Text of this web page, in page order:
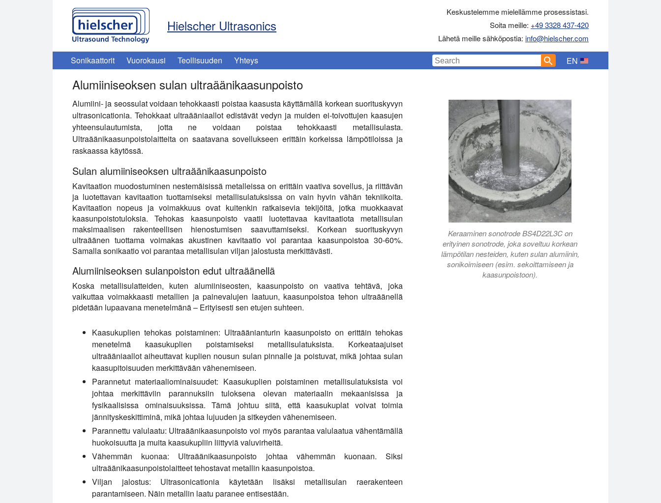
Hielscher Ultrasonics
Keskustelemme mielellämme prosessistasi.
Soita meille: +49 3328 437-420
Lähetä meille sähköpostia: info@hielscher.com
Sonikaattorit Vuorokausi Teollisuuden Yhteys EN
Alumiiniseoksen sulan ultraäänikaasunpoisto
Alumiini- ja seossulat voidaan tehokkaasti poistaa kaasusta käyttämällä korkean suorituskyvyn
ultrasonicationia. Tehokkaat ultraääniaallot edistävät vedyn ja muiden ei-toivottujen kaasujen
yhteensulautumista, jotta ne voidaan poistaa tehokkaasti metallisulasta.
Ultraäänikaasunpoistolaitteita on saatavana sovellukseen erittäin korkeissa lämpötiloissa ja
raskaassa käytössä.
Sulan alumiiniseoksen ultraäänikaasunpoisto
Kavitaation muodostuminen nestemäisissä metalleissa on erittäin vaativa sovellus, ja riittävän
ja luotettavan kavitaation tuottamiseksi metallisulatuksissa on vain hyvin vähän tekniikoita.
Kavitaation nopeus ja voimakkuus ovat kuitenkin ratkaisevia tekijöitä, jotka muokkaavat
kaasunpoistotuloksia. Tehokas kaasunpoisto vaatii luotettavaa kavitaatiota metallisulan
maksimaalisen rakenteellisen hienostumisen saavuttamiseksi. Korkean suorituskyvyn
ultraäänen tuottama voimakas akustinen kavitaatio voi parantaa kaasunpoistoa 30-60%.
Samalla sonikaatio voi parantaa metallisulan viljan jalostusta merkittävästi.
Alumiiniseoksen sulanpoiston edut ultraäänellä
Koska metallisulatteiden, kuten alumiiniseosten, kaasunpoisto on vaativa tehtävä, joka
vaikuttaa voimakkaasti metallien ja painevalujen laatuun, kaasunpoistoa tehon ultraäänellä
pidetään lupaavana menetelmänä – Erityisesti sen etujen suhteen.
Kaasukuplien tehokas poistaminen: Ultraäänianturin kaasunpoisto on erittäin tehokas
menetelmä kaasukuplien poistamiseksi metallisulatuksista. Korkeataajuiset
ultraääniaallot aiheuttavat kuplien nousun sulan pinnalle ja poistuvat, mikä johtaa sulan
kaasupitoisuuden merkittävään vähenemiseen.
Parannetut materiaaliominaisuudet: Kaasukuplien poistaminen metallisulatuksista voi
johtaa merkittäviin parannuksiin tuloksena olevan materiaalin mekaanisissa ja
fysikaalisissa ominaisuuksissa. Tämä johtuu siitä, että kaasukuplat voivat toimia
jännityskeskittiminä, mikä johtaa lujuuden ja sitkeyden vähenemiseen.
Parannettu valulaatu: Ultraäänikaasunpoisto voi myös parantaa valulaatua vähentämällä
huokoisuutta ja muita kaasukupliin liittyviä valuvirheitä.
Vähemmän kuonaa: Ultraäänikaasunpoisto johtaa vähemmän kuonaan. Siksi
ultraäänikaasunpoistolaitteet tehostavat metallin kaasunpoistoa.
Viljan jalostus: Ultrasonicationia käytetään lisäksi metallisulan raerakenteen
parantamiseen. Näin metallin laatu paranee entisestään.
Keraaminen sonotrode BS4D22L3C on
erityinen sonotrode, joka soveltuu korkean
lämpötilan nesteiden, kuten sulan alumiinin,
sonikoimiseen (esim. sekoittamiseen ja
kaasunpoistoon).